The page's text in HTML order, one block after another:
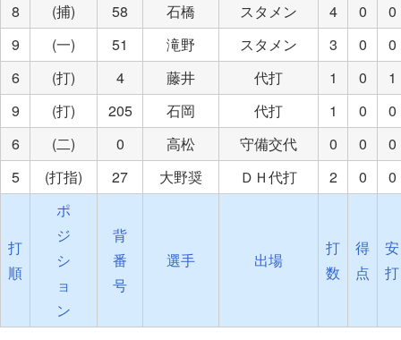
8
(捕) 58 石橋 スタメン 4 0
0
9
(一) 51 滝野 スタメン 3 0
0
6
(打) 4 藤井 代打 1 0
1
9
(打) 205 石岡 代打 1 0
0
6
(二) 0 高松 守備交代 0 0
0
5
(打指) 27 大野奨 ＤＨ代打 2 0 0
打
順
ポ
ジ
シ
ョ
ン
背
番
号
選手 出場
打
数
得
点
安
打